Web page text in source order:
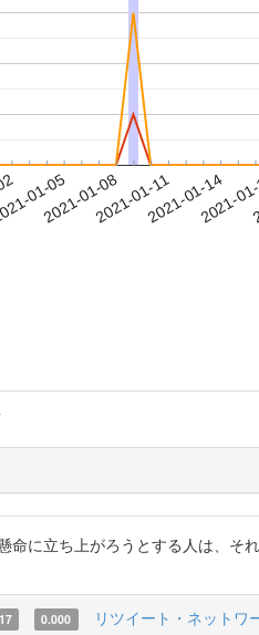
01-05
2021-01-082021-01-112021-01-14
2021-
命に立ち上がろうとする人は、
17 0.000 リツイート・ネットワ